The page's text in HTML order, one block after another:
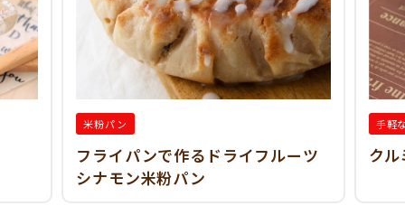
米粉パン
フライパンで作るドライフルーツ
シナモン米粉パン
手軽
ク